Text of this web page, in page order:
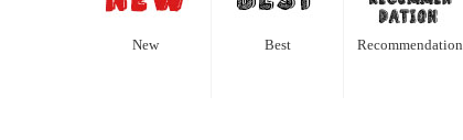
New Best Recommendation